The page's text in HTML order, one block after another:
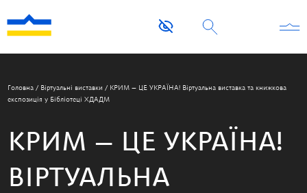
Головна / Віртуальні виставки / КРИМ — ЦЕ УКРАЇНА! Віртуальна виставка та книжкова
експозиція у Бібліотеці ХДАДМ
КРИМ — ЦЕ УКРАЇНА!
ВІРТУАЛЬНА